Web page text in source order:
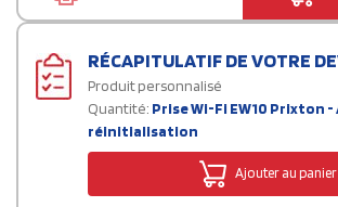
RÉCAPITULATIF DE VOTRE
Produit personnalisé
Quantité: Prise Wi-Fi EW10 Prixton
réinitialisation
Ajouter au panier